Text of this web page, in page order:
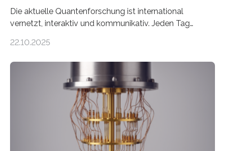
Die aktuelle Quantenforschung ist international
vernetzt, interaktiv und kommunikativ. Jeden Tag
oft von Autor*innen, die eng zusammenarbeiten. Neue
werden schnell weiterentwickelt. Dies ist der Alltag in
der Forschung der Quantentheorie, die dieses Jahr 100
Jahre alt geworden ist, weshalb die UNESCO 2025 zum
Internationalen Jahr der Quantenwissenschaft und -
technologie ausgerufen hat. Doch nun hat eine
internationale Forschungsgruppe um den
22.10.2025